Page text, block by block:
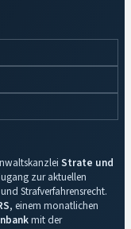
Strate und
zur aktuellen
Strafverfahrensrecht.
, einem monatlichen
mit der